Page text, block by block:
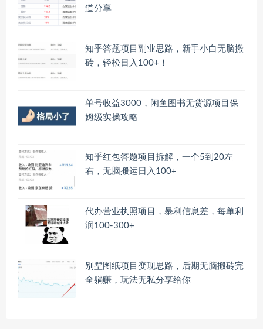
道分享
知乎答题项目副业思路，新手小白无脑搬
砖，轻松日入100+！
单号收益3000，闲鱼图书无货源项目保
姆级实操攻略
知乎红包答题项目拆解，一个5到20左
右，无脑搬运日入100+
代办营业执照项目，暴利信息差，每单利
润100-300+
别墅图纸项目变现思路，后期无脑搬砖完
全躺赚，玩法无私分享给你